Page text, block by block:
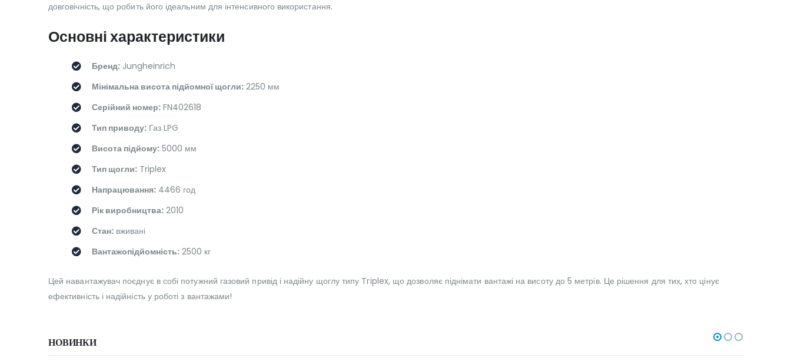
довговічність, що робить його ідеальним для інтенсивного використання.
Основні характеристики
Бренд: Jungheinrich
Мінімальна висота підйомної щогли: 2250 мм
Серійний номер: FN402618
Тип приводу: Газ LPG
Висота підйому: 5000 мм
Тип щогли: Triplex
Напрацювання: 4466 год
Рік виробництва: 2010
Стан: вживані
Вантажопідйомність: 2500 кг
Цей навантажувач поєднує в собі потужний газовий привід і надійну щоглу типу Triplex, що дозволяє піднімати вантажі на висоту до 5 метрів. Це рішення для тих, хто цінує
ефективність і надійність у роботі з вантажами!
НОВИНКИ